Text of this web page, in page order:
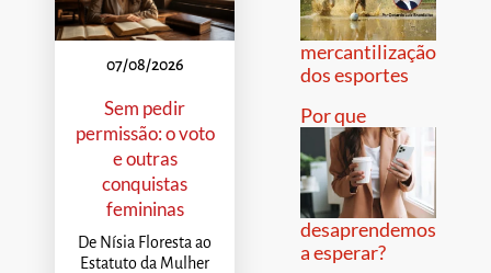
07/08/2026
Sem pedir
permissão: o voto
e outras
conquistas
femininas
De Nísia Floresta ao
Estatuto da Mulher
mercantilização
dos esportes
Por que
desaprendemos
a esperar?